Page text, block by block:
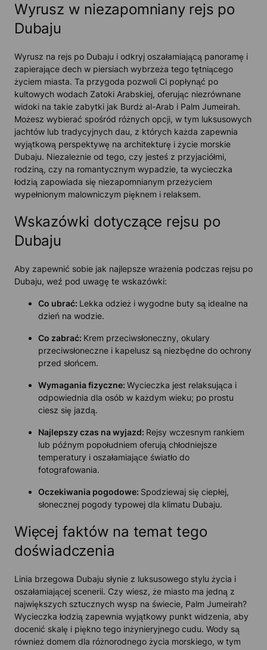
Wyrusz w niezapomniany rejs po
Dubaju
Wyrusz na rejs po Dubaju i odkryj oszałamiającą panoramę i
zapierające dech w piersiach wybrzeża tego tętniącego
życiem miasta. Ta przygoda pozwoli Ci popłynąć po
kultowych wodach Zatoki Arabskiej, oferując niezrównane
widoki na takie zabytki jak Burdż al-Arab i Palm Jumeirah.
Możesz wybierać spośród różnych opcji, w tym luksusowych
jachtów lub tradycyjnych dau, z których każda zapewnia
wyjątkową perspektywę na architekturę i życie morskie
Dubaju. Niezależnie od tego, czy jesteś z przyjaciółmi,
rodziną, czy na romantycznym wypadzie, ta wycieczka
łodzią zapowiada się niezapomnianym przeżyciem
wypełnionym malowniczym pięknem i relaksem.
Wskazówki dotyczące rejsu po
Dubaju
Aby zapewnić sobie jak najlepsze wrażenia podczas rejsu po
Dubaju, weź pod uwagę te wskazówki:
Co ubrać: Lekka odzież i wygodne buty są idealne na
dzień na wodzie.
Co zabrać: Krem przeciwsłoneczny, okulary
przeciwsłoneczne i kapelusz są niezbędne do ochrony
przed słońcem.
Wymagania fizyczne: Wycieczka jest relaksująca i
odpowiednia dla osób w każdym wieku; po prostu
ciesz się jazdą.
Najlepszy czas na wyjazd: Rejsy wczesnym rankiem
lub późnym popołudniem oferują chłodniejsze
temperatury i oszałamiające światło do
fotografowania.
Oczekiwania pogodowe: Spodziewaj się ciepłej,
słonecznej pogody typowej dla klimatu Dubaju.
Więcej faktów na temat tego
doświadczenia
Linia brzegowa Dubaju słynie z luksusowego stylu życia i
oszałamiającej scenerii. Czy wiesz, że miasto ma jedną z
największych sztucznych wysp na świecie, Palm Jumeirah?
Wycieczka łodzią zapewnia wyjątkowy punkt widzenia, aby
docenić skalę i piękno tego inżynieryjnego cudu. Wody są
również domem dla różnorodnego życia morskiego, w tym